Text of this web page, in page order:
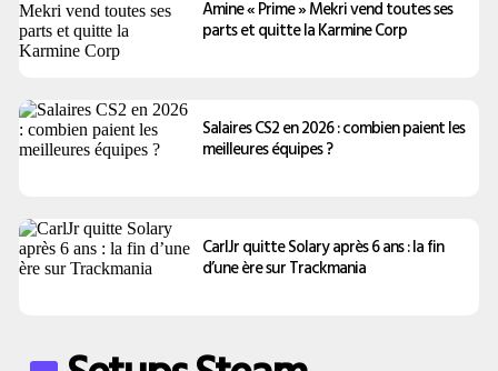
Amine « Prime » Mekri vend toutes ses
parts et quitte la Karmine Corp
Salaires CS2 en 2026 : combien paient les
meilleures équipes ?
CarlJr quitte Solary après 6 ans : la fin
d’une ère sur Trackmania